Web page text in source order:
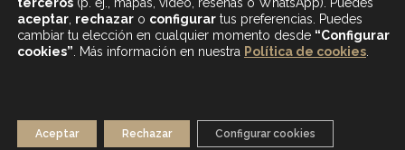
AVISO LEGAL
POLÍTICA DE PRIVACIDAD
aceptar rechazar o configurar tus preferencias. Puedes
cambiar tu elección en cualquier momento desde “Configurar
cookies” . Más información en nuestra Política de cookies
Aceptar Rechazar Configurar cookies